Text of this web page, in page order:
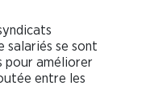
salariés se sont
pour améliorer
entre les